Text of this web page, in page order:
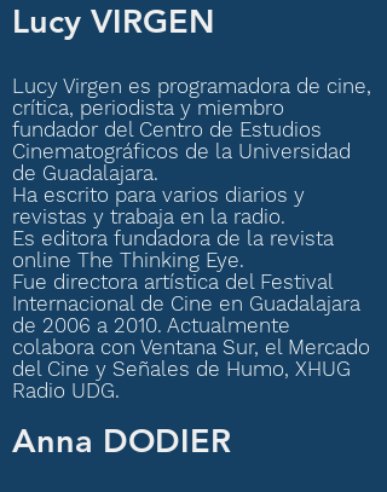
Lucy VIRGEN
Lucy Virgen es programadora de cine,
crítica, periodista y miembro
fundador del Centro de Estudios
Cinematográficos de la Universidad
de Guadalajara.
Ha escrito para varios diarios y
revistas y trabaja en la radio.
Es editora fundadora de la revista
online The Thinking Eye.
Fue directora artística del Festival
Internacional de Cine en Guadalajara
de 2006 a 2010. Actualmente
colabora con Ventana Sur, el Mercado
del Cine y Señales de Humo, XHUG
Radio UDG.
Anna DODIER